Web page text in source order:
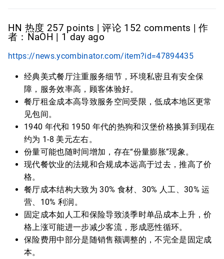
HN 热度 257 points | 评论 152 comments | 作
者：NaOH | 1 day ago
https://news.ycombinator.com/item?id=47894435
经典美式餐厅注重服务细节，环境私密且有安全保
障，服务效率高，顾客体验好。
餐厅租金成本高导致服务空间受限，低成本地区更常
见包间。
1940 年代和 1950 年代的热狗和汉堡价格换算到现在
约为 1-8 美元左右。
份量可能也随时间增加，存在“份量膨胀”现象。
现代餐饮业的法规和合规成本远高于过去，推高了价
格。
餐厅成本结构大致为 30% 食材、30% 人工、30% 运
营、10% 利润。
固定成本如人工和保险导致淡季时单品成本上升，价
格上涨可能进一步减少客流，形成恶性循环。
保险费用中部分是随销售额调整的，不完全是固定成
本。